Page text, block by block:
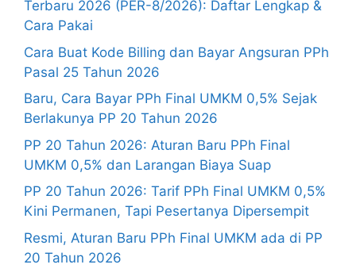
Terbaru 2026 (PER-8/2026): Daftar Lengkap &
Cara Pakai
Cara Buat Kode Billing dan Bayar Angsuran PPh
Pasal 25 Tahun 2026
Baru, Cara Bayar PPh Final UMKM 0,5% Sejak
Berlakunya PP 20 Tahun 2026
PP 20 Tahun 2026: Aturan Baru PPh Final
UMKM 0,5% dan Larangan Biaya Suap
PP 20 Tahun 2026: Tarif PPh Final UMKM 0,5%
Kini Permanen, Tapi Pesertanya Dipersempit
Resmi, Aturan Baru PPh Final UMKM ada di PP
20 Tahun 2026